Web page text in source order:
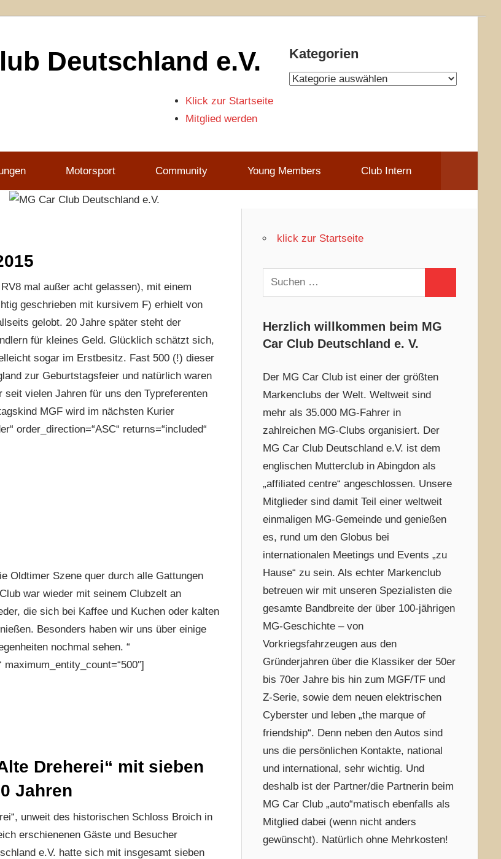
Deutschland e.V. Kategorien
Kategorien
Klick zur Startseite
Mitglied werden
Motorsport Community Young Members Club Intern
mal außer acht gelassen), mit einem
geschrieben mit kursivem F) erhielt von
gelobt. 20 Jahre später steht der
für kleines Geld. Glücklich schätzt sich,
sogar im Erstbesitz. Fast 500 (!) dieser
zur Geburtstagsfeier und natürlich waren
vielen Jahren für uns den Typreferenten
MGF wird im nächsten Kurier
order_direction=“ASC“ returns=“included“
Oldtimer Szene quer durch alle Gattungen
war wieder mit seinem Clubzelt an
die sich bei Kaffee und Kuchen oder kalten
Besonders haben wir uns über einige
nochmal sehen. “
maximum_entity_count=“500″]
Dreherei“ mit sieben
Jahren
unweit des historischen Schloss Broich in
erschienenen Gäste und Besucher
e.V. hatte sich mit insgesamt sieben
klick zur Startseite
Suchen
nach:
Herzlich willkommen beim MG
Car Club Deutschland e. V.
Der MG Car Club ist einer der größten
Markenclubs der Welt. Weltweit sind
mehr als 35.000 MG-Fahrer in
zahlreichen MG-Clubs organisiert. Der
MG Car Club Deutschland e.V. ist dem
englischen Mutterclub in Abingdon als
„affiliated centre“ angeschlossen. Unsere
Mitglieder sind damit Teil einer weltweit
einmaligen MG-Gemeinde und genießen
es, rund um den Globus bei
internationalen Meetings und Events „zu
Hause“ zu sein. Als echter Markenclub
betreuen wir mit unseren Spezialisten die
gesamte Bandbreite der über 100-jährigen
MG-Geschichte – von
Vorkriegsfahrzeugen aus den
Gründerjahren über die Klassiker der 50er
bis 70er Jahre bis hin zum MGF/TF und
Z-Serie, sowie dem neuen elektrischen
Cyberster und leben „the marque of
friendship“. Denn neben den Autos sind
uns die persönlichen Kontakte, national
und international, sehr wichtig. Und
deshalb ist der Partner/die Partnerin beim
MG Car Club „auto“matisch ebenfalls als
Mitglied dabei (wenn nicht anders
gewünscht). Natürlich ohne Mehrkosten!